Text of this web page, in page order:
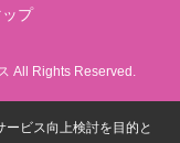
プ
All Rights Reserved.
ビス向上検討を目的と